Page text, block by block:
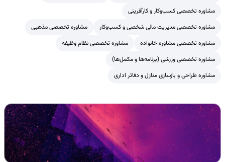
مشاوره تخصصی کسب‌وکار و کارآفرینی
مشاوره تخصصی مدیریت مالی شخصی و کسب‌وکار
مشاوره تخصصی مذهبی
مشاوره تخصصی مشاوره خانواده
مشاوره تخصصی نظام وظیفه
مشاوره تخصصی ورزشی (برنامه‌ها و مکمل‌ها)
مشاوره طراحی و بازسازی منازل و دفاتر اداری